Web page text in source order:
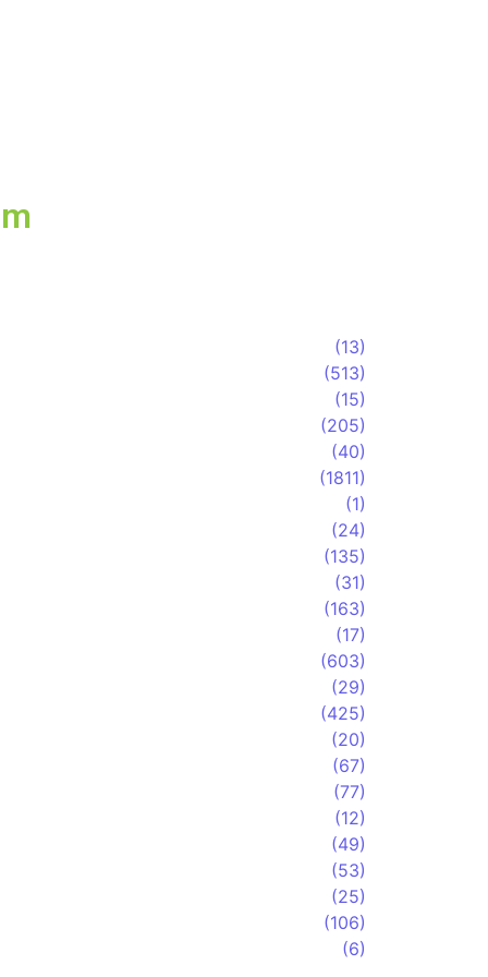
(13)
(513)
(15)
(205)
(40)
(1811)
(1)
(24)
(135)
(31)
(163)
(17)
(603)
(29)
(425)
(20)
(67)
(77)
(12)
(49)
(53)
(25)
(106)
(6)